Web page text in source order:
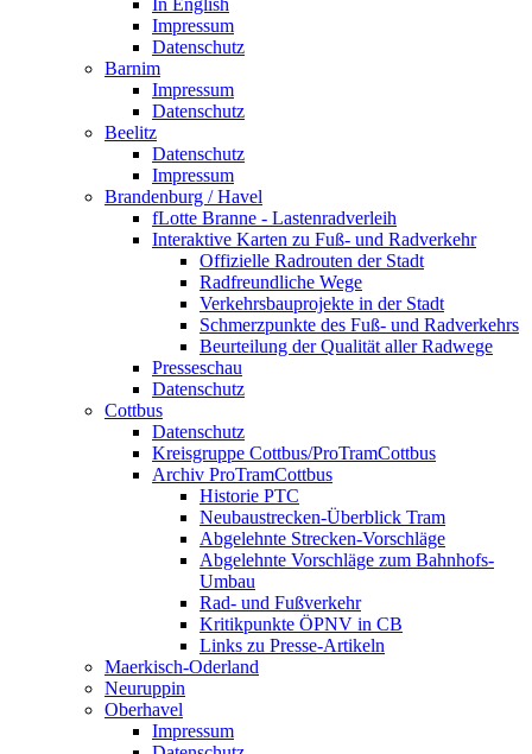
In English
Impressum
Datenschutz
Barnim
Impressum
Datenschutz
Beelitz
Datenschutz
Impressum
Brandenburg / Havel
fLotte Branne - Lastenradverleih
Interaktive Karten zu Fuß- und Radverkehr
Offizielle Radrouten der Stadt
Radfreundliche Wege
Verkehrsbauprojekte in der Stadt
Schmerzpunkte des Fuß- und Radverkehrs
Beurteilung der Qualität aller Radwege
Presseschau
Datenschutz
Cottbus
Datenschutz
Kreisgruppe Cottbus/ProTramCottbus
Archiv ProTramCottbus
Historie PTC
Neubaustrecken-Überblick Tram
Abgelehnte Strecken-Vorschläge
Abgelehnte Vorschläge zum Bahnhofs-
Umbau
Rad- und Fußverkehr
Kritikpunkte ÖPNV in CB
Links zu Presse-Artikeln
Maerkisch-Oderland
Neuruppin
Oberhavel
Impressum